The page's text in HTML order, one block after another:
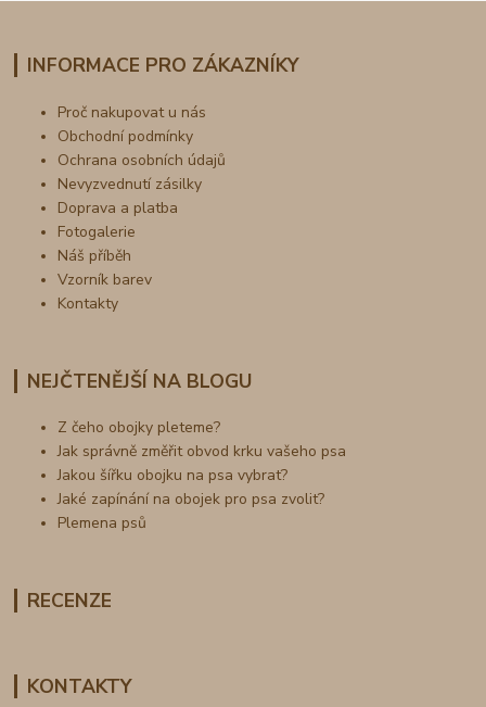
INFORMACE PRO ZÁKAZNÍKY
Proč nakupovat u nás
Obchodní podmínky
Ochrana osobních údajů
Nevyzvednutí zásilky
Doprava a platba
Fotogalerie
Náš příběh
Vzorník barev
Kontakty
NEJČTENĚJŠÍ NA BLOGU
Z čeho obojky pleteme?
Jak správně změřit obvod krku vašeho psa
Jakou šířku obojku na psa vybrat?
Jaké zapínání na obojek pro psa zvolit?
Plemena psů
RECENZE
KONTAKTY